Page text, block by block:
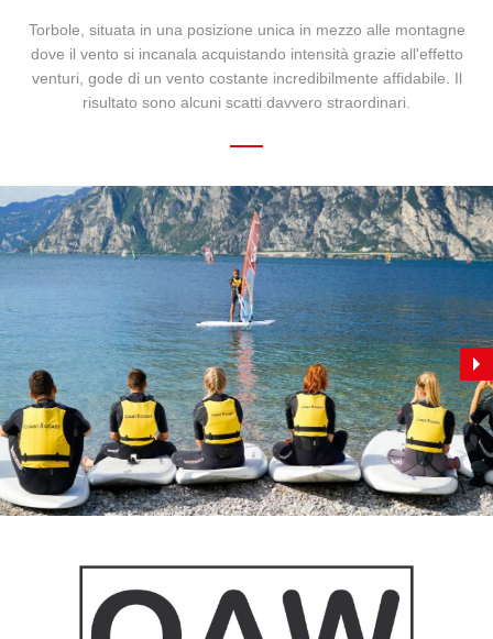
Torbole, situata in una posizione unica in mezzo alle montagne
dove il vento si incanala acquistando intensità grazie all'effetto
venturi, gode di un vento costante incredibilmente affidabile. Il
risultato sono alcuni scatti davvero straordinari.